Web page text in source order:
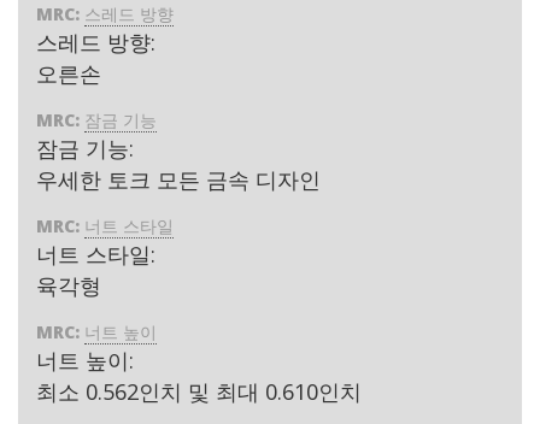
MRC: 스레드 방향
스레드 방향:
오른손
MRC: 잠금 기능
잠금 기능:
우세한 토크 모든 금속 디자인
MRC: 너트 스타일
너트 스타일:
육각형
MRC: 너트 높이
너트 높이:
최소 0.562인치 및 최대 0.610인치